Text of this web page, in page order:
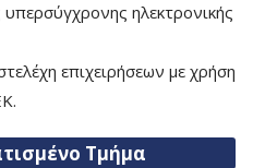
ηλεκτρονικής
επιχειρήσεων με χρήση
Τμήμα